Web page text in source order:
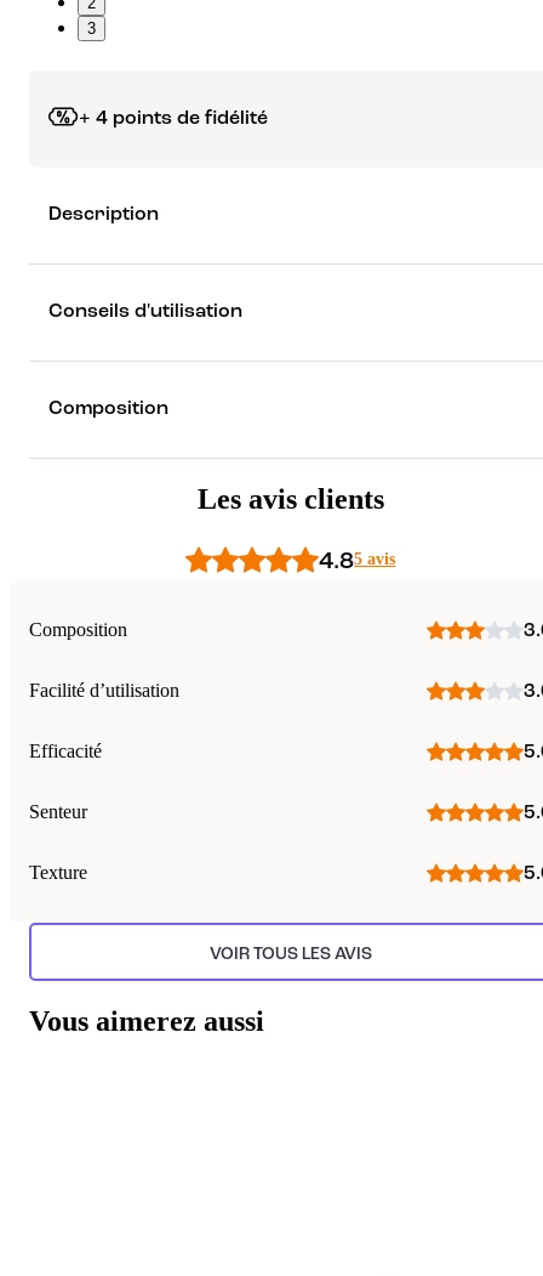
3
+ 4 points de fidélité
rêver !
Découvrez les récompenses
Description
Conseils d'utilisation
Composition
Les avis clients
4.85 avis
Composition
Facilité d’utilisation
Efficacité
Senteur
Texture
VOIR TOUS LES AVIS
Vous aimerez aussi